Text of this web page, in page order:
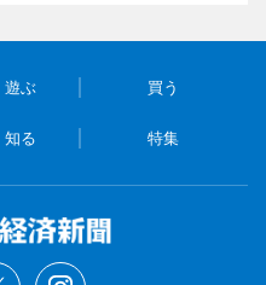
遊ぶ 買う
知る 特集